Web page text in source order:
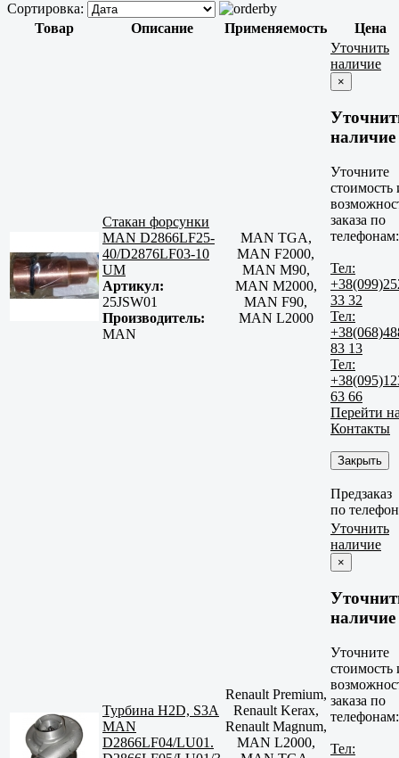
Сортировка:
Товар
Описание Применяемость Цена
Стакан форсунки
MAN D2866LF25-
40/D2876LF03-10
UM
Артикул:
25JSW01
Производитель:
MAN
MAN TGA,
MAN F2000,
MAN M90,
MAN M2000,
MAN F90,
MAN L2000
Уточнить
наличие
×
наличие
Уточните
стоимость
заказа по
телефонам:
Тел:
33 32
Тел:
83 13
Тел:
63 66
Перейти
Контакты
Закрыть
Предзаказ
по
Турбина H2D, S3A
MAN
D2866LF04/LU01.
Renault Premium,
Renault Kerax,
Renault Magnum,
MAN L2000,
Уточнить
наличие
×
наличие
Уточните
стоимость
заказа по
телефонам:
Тел: